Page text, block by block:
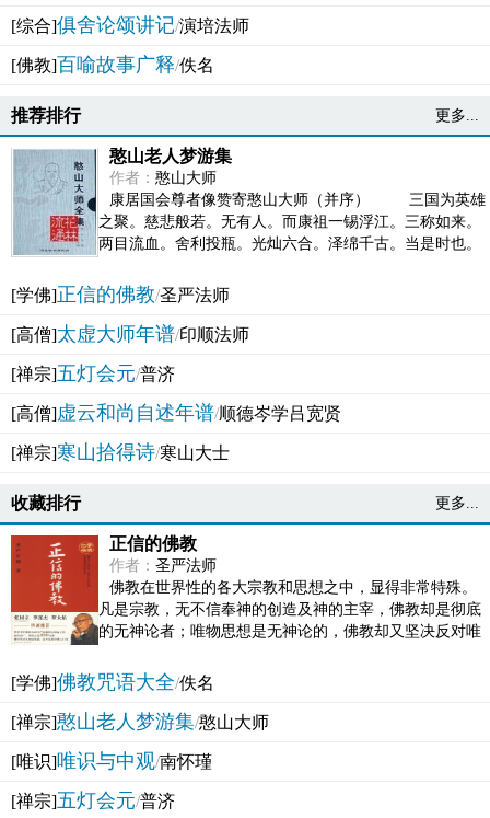
[综合]俱舍论颂讲记/演培法师
[佛教]百喻故事广释/佚名
推荐排行 更多...
憨山老人梦游集
作者： 憨山大师
康居国会尊者像赞寄憨山大师（并序） 三国为英雄
之聚。慈悲般若。无有人。而康祖一锡浮江。三称如来。
两目流血。舍利投瓶。光灿六合。泽绵千古。当是时也。
[学佛]正信的佛教/圣严法师
[高僧]太虚大师年谱/印顺法师
[禅宗]五灯会元/普济
[高僧]虚云和尚自述年谱/顺德岑学吕宽贤
[禅宗]寒山拾得诗/寒山大士
收藏排行 更多...
正信的佛教
作者： 圣严法师
佛教在世界性的各大宗教和思想之中，显得非常特殊。
凡是宗教，无不信奉神的创造及神的主宰，佛教却是彻底
的无神论者；唯物思想是无神论的，佛教却又坚决反对唯
[学佛]佛教咒语大全/佚名
[禅宗]憨山老人梦游集/憨山大师
[唯识]唯识与中观/南怀瑾
[禅宗]五灯会元/普济